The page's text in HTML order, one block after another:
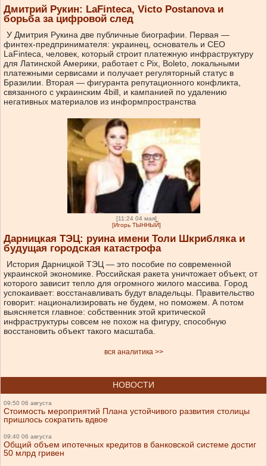
Дмитрий Рукин: LaFinteca, Victo Postanova и
борьба за цифровой след
У Дмитрия Рукина две публичные биографии. Первая —
финтех-предпринимателя: украинец, основатель и CEO
LaFinteca, человек, который строит платежную инфраструктуру
для Латинской Америки, работает с Pix, Boleto, локальными
платежными сервисами и получает регуляторный статус в
Бразилии. Вторая — фигуранта репутационного конфликта,
связанного с украинским 4bill, и кампанией по удалению
негативных материалов из информпространства
[11:24 04 мая]
[Игорь ТЫННЫЙ]
Дарницкая ТЭЦ: руина имени Толи Шкрибляка и
будущая городская катастрофа
История Дарницкой ТЭЦ — это пособие по современной
украинской экономике. Российская ракета уничтожает объект, от
которого зависит тепло для огромного жилого массива. Город
успокаивает: восстанавливать будут владельцы. Правительство
говорит: национализировать не будем, но поможем. А потом
выясняется главное: собственник этой критической
инфраструктуры совсем не похож на фигуру, способную
восстановить объект такого масштаба.
вся аналитика >>
НОВОСТИ
09:50 06 августа
Стоимость мероприятий Плана устойчивого развития столицы
пришлось сократить вдвое
09:40 06 августа
Общий объем ипотечных кредитов в банковской системе достиг
50 млрд гривен